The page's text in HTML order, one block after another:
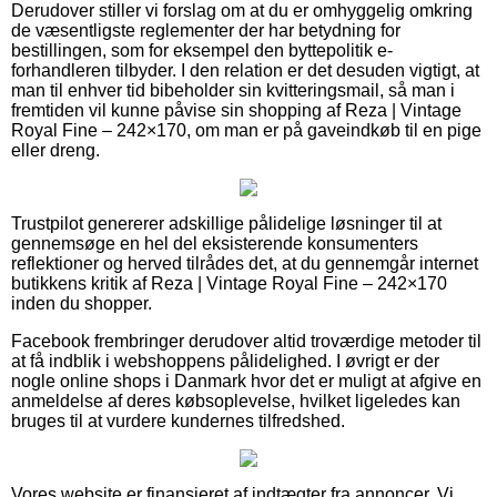
Derudover stiller vi forslag om at du er omhyggelig omkring
de væsentligste reglementer der har betydning for
bestillingen, som for eksempel den byttepolitik e-
forhandleren tilbyder. I den relation er det desuden vigtigt, at
man til enhver tid bibeholder sin kvitteringsmail, så man i
fremtiden vil kunne påvise sin shopping af Reza | Vintage
Royal Fine – 242×170, om man er på gaveindkøb til en pige
eller dreng.
Trustpilot genererer adskillige pålidelige løsninger til at
gennemsøge en hel del eksisterende konsumenters
reflektioner og herved tilrådes det, at du gennemgår internet
butikkens kritik af Reza | Vintage Royal Fine – 242×170
inden du shopper.
Facebook frembringer derudover altid troværdige metoder til
at få indblik i webshoppens pålidelighed. I øvrigt er der
nogle online shops i Danmark hvor det er muligt at afgive en
anmeldelse af deres købsoplevelse, hvilket ligeledes kan
bruges til at vurdere kundernes tilfredshed.